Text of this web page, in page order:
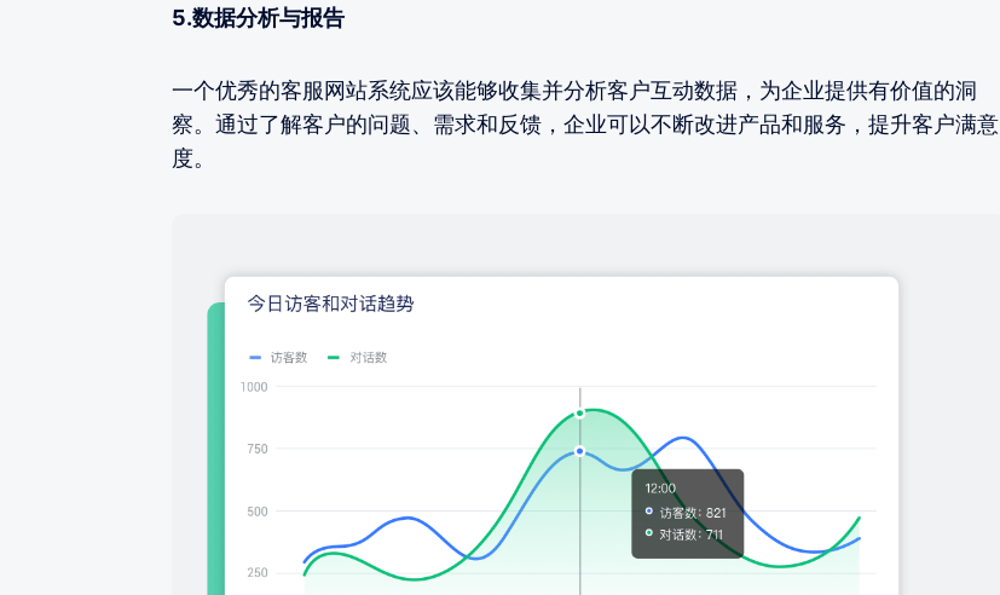
5.数据分析与报告
一个优秀的客服网站系统应该能够收集并分析客户互动数据，为企业提供有价值的洞
察。通过了解客户的问题、需求和反馈，企业可以不断改进产品和服务，提升客户满意
度。